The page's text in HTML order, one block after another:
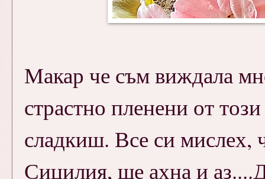
Макар че съм виждала
страстно пленени от
сладкиш. Все си мислех,
Сицилия, ще ахна и